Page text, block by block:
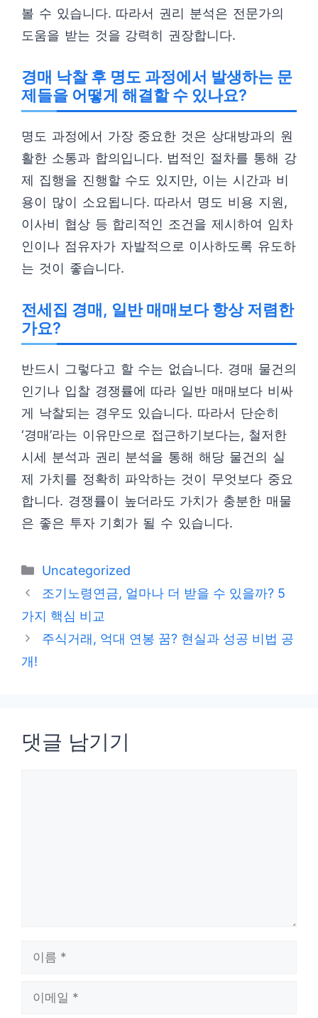
볼 수 있습니다. 따라서 권리 분석은 전문가의
도움을 받는 것을 강력히 권장합니다.
경매 낙찰 후 명도 과정에서 발생하는 문
제들을 어떻게 해결할 수 있나요?
명도 과정에서 가장 중요한 것은 상대방과의 원
활한 소통과 합의입니다. 법적인 절차를 통해 강
제 집행을 진행할 수도 있지만, 이는 시간과 비
용이 많이 소요됩니다. 따라서 명도 비용 지원,
이사비 협상 등 합리적인 조건을 제시하여 임차
인이나 점유자가 자발적으로 이사하도록 유도하
는 것이 좋습니다.
전세집 경매, 일반 매매보다 항상 저렴한
가요?
반드시 그렇다고 할 수는 없습니다. 경매 물건의
인기나 입찰 경쟁률에 따라 일반 매매보다 비싸
게 낙찰되는 경우도 있습니다. 따라서 단순히
‘경매’라는 이유만으로 접근하기보다는, 철저한
시세 분석과 권리 분석을 통해 해당 물건의 실
제 가치를 정확히 파악하는 것이 무엇보다 중요
합니다. 경쟁률이 높더라도 가치가 충분한 매물
은 좋은 투자 기회가 될 수 있습니다.
카
테
리
Uncategorized
조기노령연금, 얼마나 더 받을 수 있을까? 5
가지 핵심 비교
주식거래, 억대 연봉 꿈? 현실과 성공 비법 공
개!
댓글 남기기